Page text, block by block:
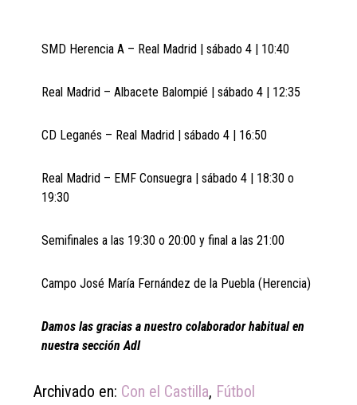
SMD Herencia A – Real Madrid | sábado 4 | 10:40
Real Madrid – Albacete Balompié | sábado 4 | 12:35
CD Leganés – Real Madrid | sábado 4 | 16:50
Real Madrid – EMF Consuegra | sábado 4 | 18:30 o
19:30
Semifinales a las 19:30 o 20:00 y final a las 21:00
Campo José María Fernández de la Puebla (Herencia)
Damos las gracias a nuestro colaborador habitual en
nuestra sección AdI
Archivado en: Con el Castilla, Fútbol